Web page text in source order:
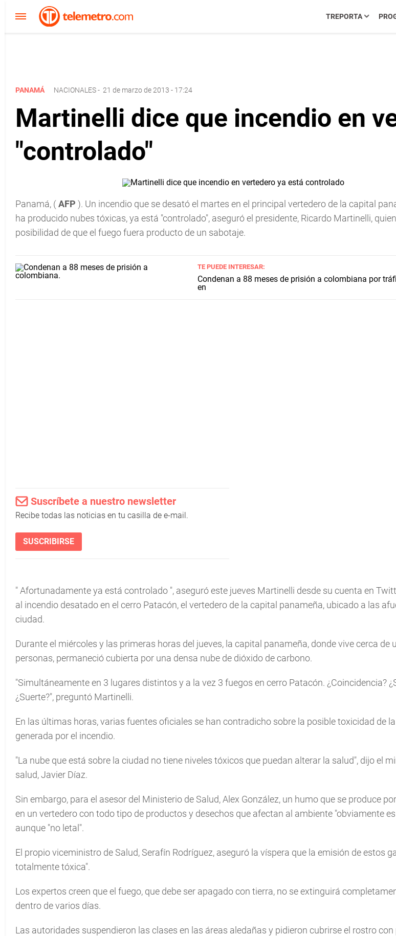
TREPORTA
PANAMÁ NACIONALES- 21 de marzo de 2013 - 17:24
Martinelli dice que incendio en
"controlado"
Panamá, (AFP ). Un incendio que se desató el martes en el principal vertedero de la capital
ha producido nubes tóxicas, ya está "controlado", aseguró el presidente, Ricardo Martinelli,
posibilidad de que el fuego fuera producto de un sabotaje.
TE PUEDE INTERESAR:
Condenan a 88 meses de prisión a colombiana por
en
Suscríbete a nuestro newsletter
Recibe todas las noticias en tu casilla de e-mail.
SUSCRIBIRSE
"Afortunadamente ya está controlado ", aseguró este jueves Martinelli desde su cuenta en
al incendio desatado en el cerro Patacón, el vertedero de la capital panameña, ubicado a las
ciudad.
Durante el miércoles y las primeras horas del jueves, la capital panameña, donde vive cerca de
personas, permaneció cubierta por una densa nube de dióxido de carbono.
"Simultáneamente en 3 lugares distintos y a la vez 3 fuegos en cerro Patacón. ¿Coincidencia?
¿Suerte?", preguntó Martinelli.
En las últimas horas, varias fuentes oficiales se han contradicho sobre la posible toxicidad de
generada por el incendio.
"La nube que está sobre la ciudad no tiene niveles tóxicos que puedan alterar la salud", dijo el
salud, Javier Díaz.
Sin embargo, para el asesor del Ministerio de Salud, Alex González, un humo que se produce
en un vertedero con todo tipo de productos y desechos que afectan al ambiente "obviamente
aunque "no letal".
El propio viceministro de Salud, Serafín Rodríguez, aseguró la víspera que la emisión de estos
totalmente tóxica".
Los expertos creen que el fuego, que debe ser apagado con tierra, no se extinguirá
dentro de varios días.
Las autoridades suspendieron las clases en las áreas aledañas y pidieron cubrirse el rostro con